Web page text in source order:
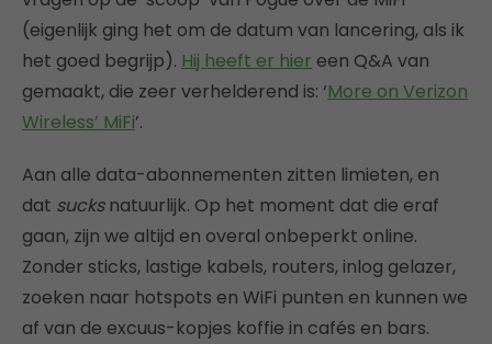
(eigenlijk ging het om de datum van lancering, als ik
het goed begrijp). Hij heeft er hier een Q&A van
gemaakt, die zeer verhelderend is: ‘More on Verizon
Wireless’ MiFi’.
Aan alle data-abonnementen zitten limieten, en
dat sucksnatuurlijk. Op het moment dat die eraf
gaan, zijn we altijd en overal onbeperkt online.
Zonder sticks, lastige kabels, routers, inlog gelazer,
zoeken naar hotspots en WiFi punten en kunnen we
af van de excuus-kopjes koffie in cafés en bars.